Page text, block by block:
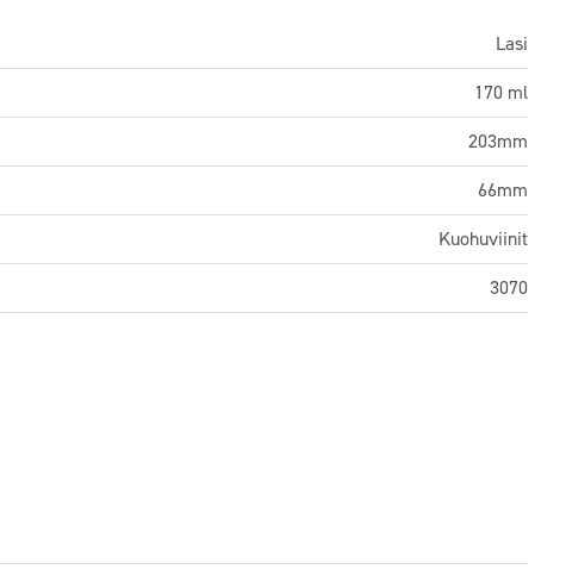
Lasi
170 ml
203mm
66mm
Kuohuviinit
3070